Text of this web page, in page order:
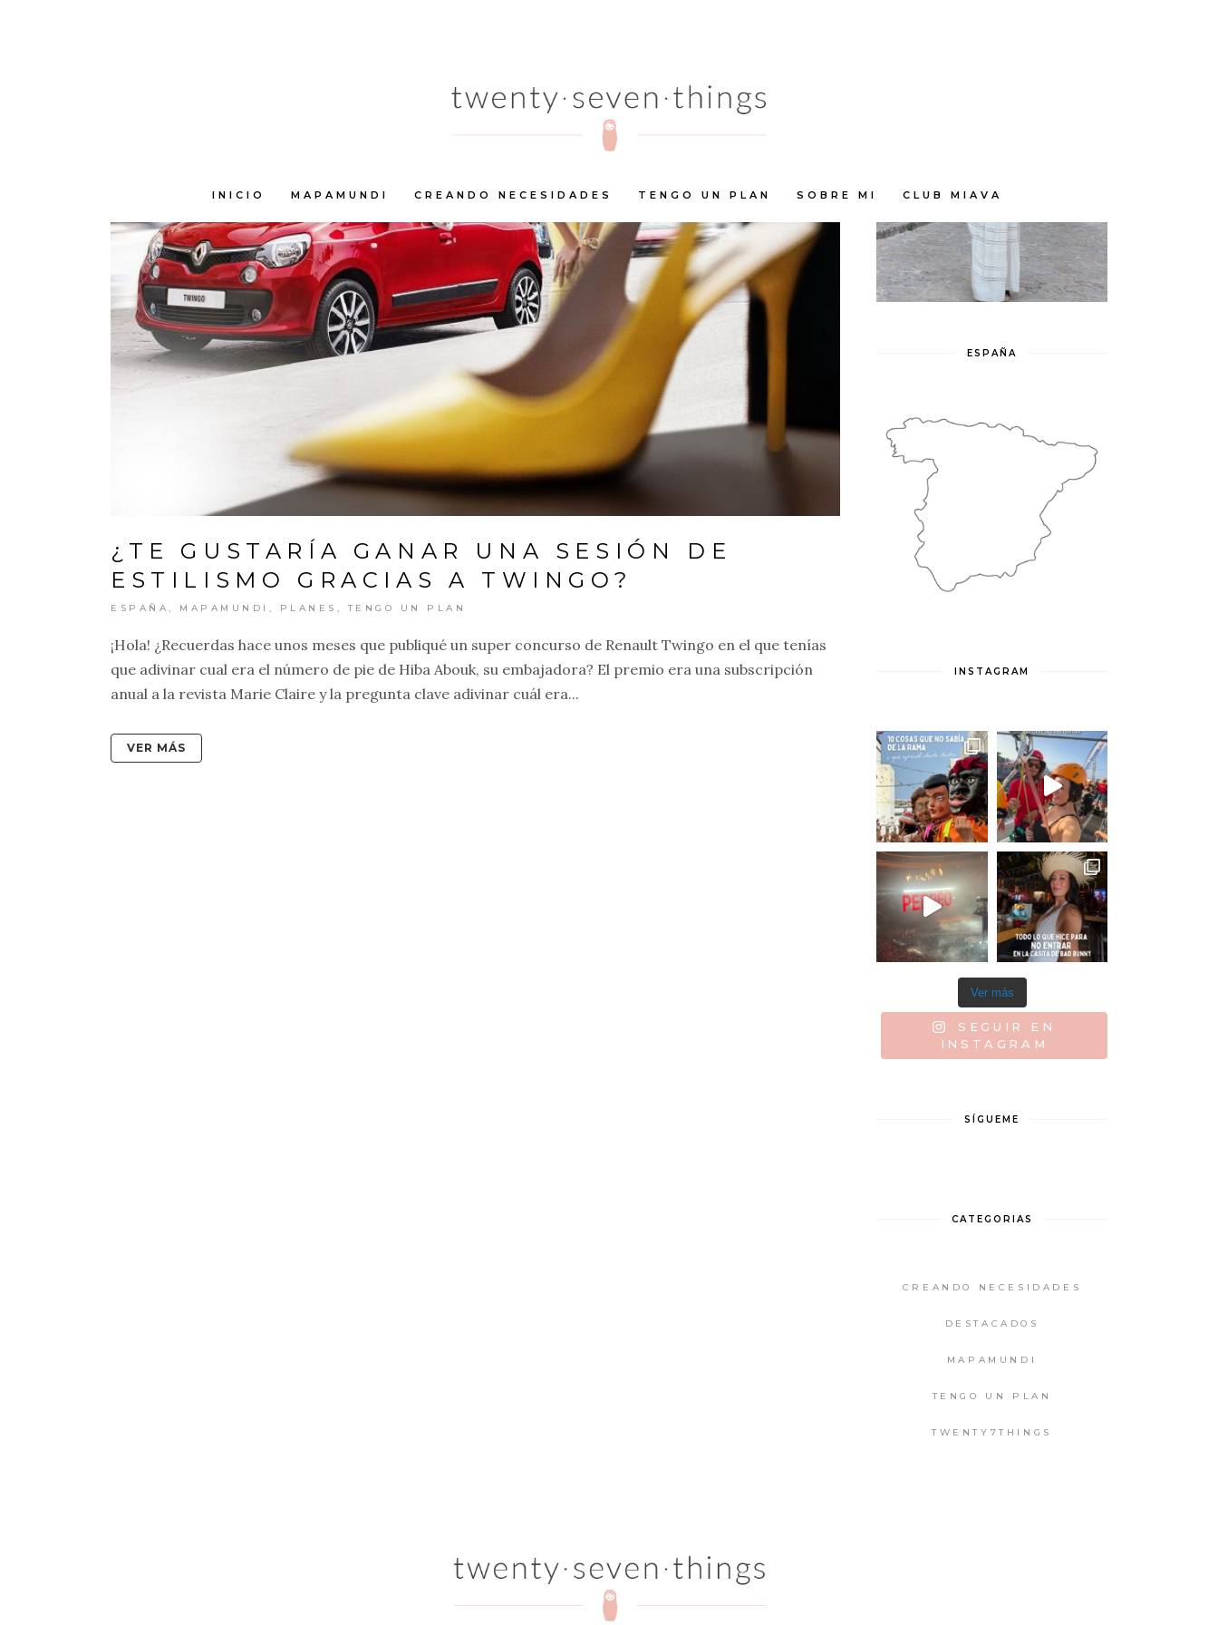
INICIO MAPAMUNDI CREANDO NECESIDADES TENGO UN PLAN SOBRE MI CLUB MIAVA
¿TE GUSTARÍA GANAR UNA SESIÓN DE
ESTILISMO GRACIAS A TWINGO?
ESPAÑA , MAPAMUNDI , PLANES ,TENGO UN PLAN
¡Hola! ¿Recuerdas hace unos meses que publiqué un super concurso de Renault Twingo en el que tenías
que adivinar cual era el número de pie de Hiba Abouk, su embajadora? El premio era una subscripción
anual a la revista Marie Claire y la pregunta clave adivinar cuál era...
VER MÁS
ESPAÑA
INSTAGRAM
Ver más
SEGUIR EN
INSTAGRAM
SÍGUEME
CATEGORIAS
CREANDO NECESIDADES
DESTACADOS
MAPAMUNDI
TENGO UN PLAN
TWENTY7THINGS